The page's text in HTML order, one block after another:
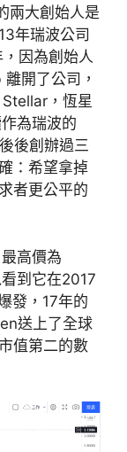
兩大創始人是
年瑞波公司
因為創始人
開了公司，
，恆星
為瑞波的
後創辦過三
：希望拿掉
者更公平的
高價為
到它在2017
發，17年的
送上了全球
值第二的數